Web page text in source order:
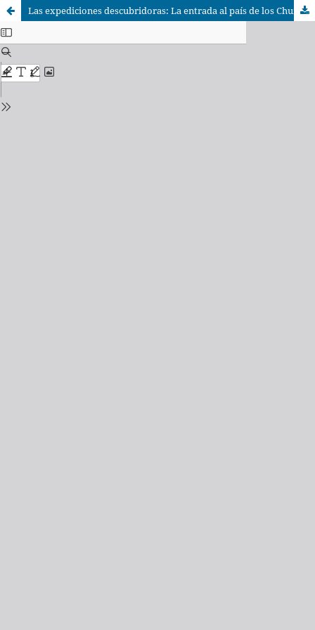
Las expediciones descubridoras: La entrada al país de los Chunchos (1538-1539)